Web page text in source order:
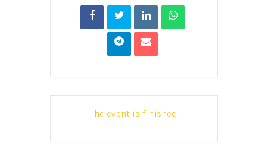
The event is finished.